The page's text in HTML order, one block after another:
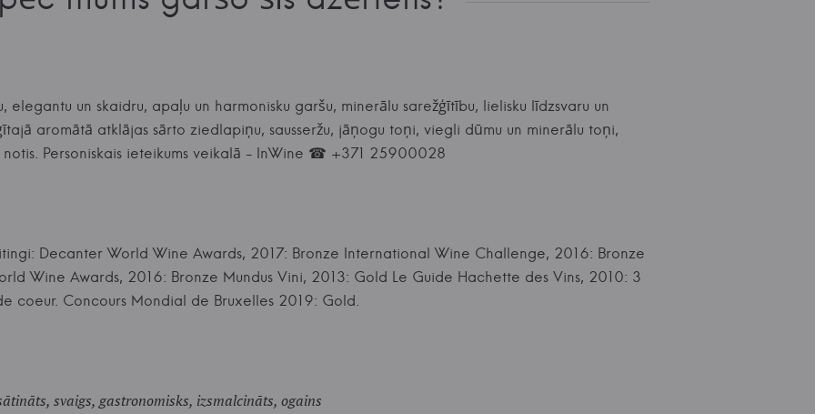
elegantu un skaidru, apaļu un harmonisku garšu, minerālu sarežģītību, lielisku līdzsvaru un
aromātā atklājas sārto ziedlapiņu, sausseržu, jāņogu toņi, viegli dūmu un minerālu toņi,
notis. Personiskais ieteikums veikalā - InWine ☎ +371 25900028
Decanter World Wine Awards, 2017: Bronze International Wine Challenge, 2016: Bronze
Wine Awards, 2016: Bronze Mundus Vini, 2013: Gold Le Guide Hachette des Vins, 2010: 3
coeur. Concours Mondial de Bruxelles 2019: Gold.
svaigs, gastronomisks, izsmalcināts, ogains